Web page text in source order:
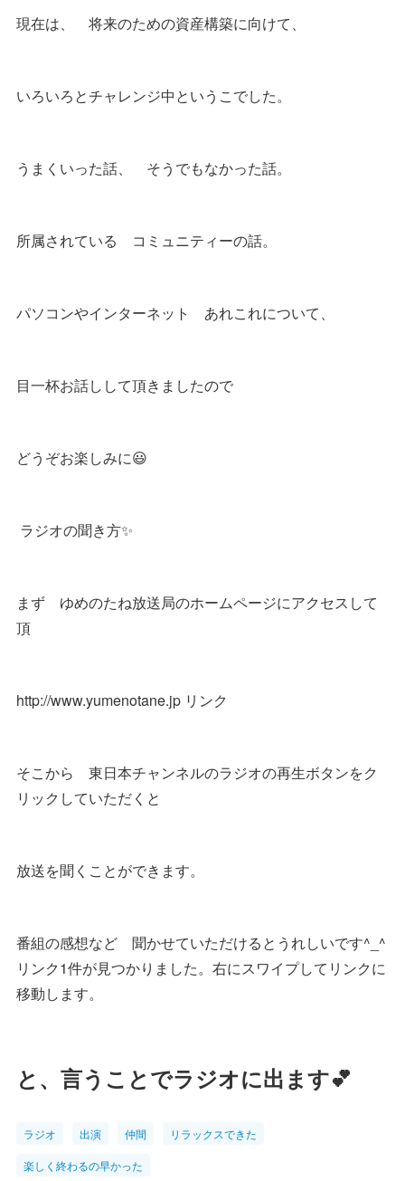
現在は、 将来のための資産構築に向けて、
いろいろとチャレンジ中というこでした。
うまくいった話、 そうでもなかった話。
所属されている コミュニティーの話。
パソコンやインターネット あれこれについて、
目一杯お話しして頂きましたので
どうぞお楽しみに😃
ラジオの聞き方✨
まず ゆめのたね放送局のホームページにアクセスして
頂
http://www.yumenotane.jp リンク
そこから 東日本チャンネルのラジオの再生ボタンをク
リックしていただくと
放送を聞くことができます。
番組の感想など 聞かせていただけるとうれしいです^_^
リンク1件が見つかりました。右にスワイプしてリンクに
移動します。
と、言うことでラジオに出ます💕
ラジオ 出演 仲間 リラックスできた
楽しく終わるの早かった